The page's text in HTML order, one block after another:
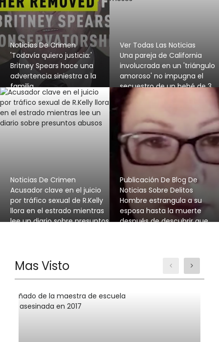
Noticias De Crimen
'Todavía quiero justicia:'
Britney Spears hace una
advertencia siniestra a la
familia
Ver Todas Las Noticias
Una pareja de California
involucrada en un 'triángulo
amoroso' no impugna el
secuestro de un bebé de 3
meses
Noticias De Crimen
Acusador clave en el juicio
por tráfico sexual de R.Kelly
llora en el estrado mientras
lee un diario sobre presuntos
Publicación De Blog De
Noticias Sobre Delitos
Hombre estrangula a su
esposa hasta la muerte
después de descubrir que
Mas Visto